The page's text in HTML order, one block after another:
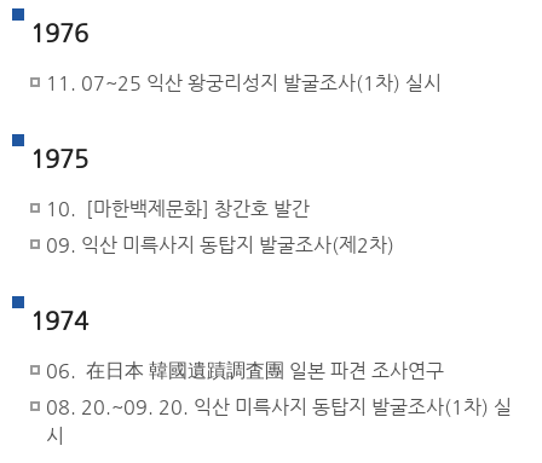
1976
11. 07~25 익산 왕궁리성지 발굴조사(1차) 실시
1975
10. [마한백제문화] 창간호 발간
09. 익산 미륵사지 동탑지 발굴조사(제2차)
1974
06. 在日本 韓國遺蹟調査團 일본 파견 조사연구
08. 20.~09. 20. 익산 미륵사지 동탑지 발굴조사(1차) 실
시